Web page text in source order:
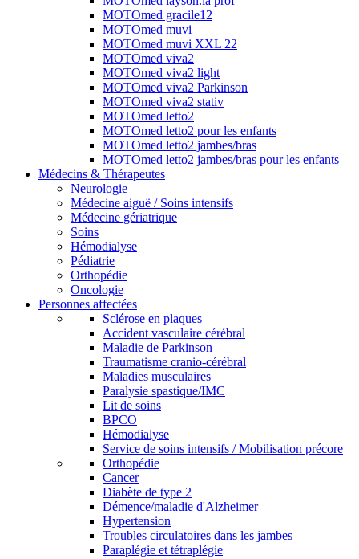
MOTOmed gracile12
MOTOmed muvi
MOTOmed muvi XXL 22
MOTOmed viva2
MOTOmed viva2 light
MOTOmed viva2 Parkinson
MOTOmed viva2 stativ
MOTOmed letto2
MOTOmed letto2 pour les enfants
MOTOmed letto2 jambes/bras
MOTOmed letto2 jambes/bras pour les enfants
Médecins & Thérapeutes
Neurologie
Médecine aiguë / Soins intensifs
Médecine gériatrique
Soins
Hémodialyse
Pédiatrie
Orthopédie
Oncologie
Personnes affectées
Sclérose en plaques
Accident vasculaire cérébral
Maladie de Parkinson
Traumatisme cranio-cérébral
Maladies musculaires
Paralysie spastique/IMC
Lit de soins
BPCO
Hémodialyse
Service de soins intensifs / Mobilisation précore
Orthopédie
Cancer
Diabète de type 2
Démence/maladie d'Alzheimer
Hypertension
Troubles circulatoires dans les jambes
Paraplégie et tétraplégie